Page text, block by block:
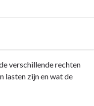
verschillende rechten
lasten zijn en wat de